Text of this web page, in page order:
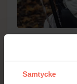
Samtycke
samt vuxna.